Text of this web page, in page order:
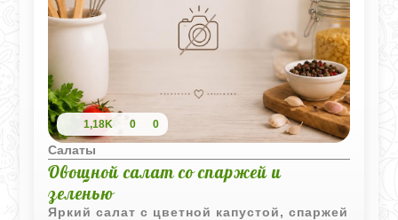
1,18K 0 0
Салаты
Овощной салат со спаржей и
зеленью
Яркий салат с цветной капустой, спаржей